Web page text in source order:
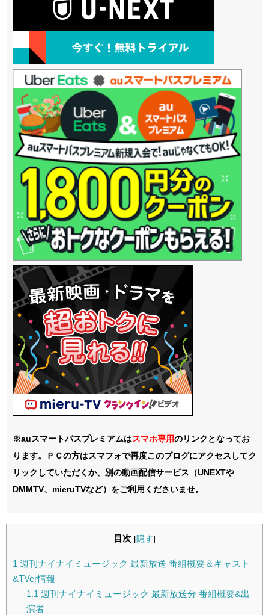
※auスマートパスプレミアムはスマホ専用のリンクとなってお
ります。ＰＣの方はスマフォで再度このブログにアクセスしてク
リックしていただくか、別の動画配信サービス（UNEXTや
DMMTV、mieruTVなど）をご利用くださいませ。
目次 [隠す]
1 週刊ナイナイミュージック 最新放送 番組概要＆キャスト
&TVer情報
1.1 週刊ナイナイミュージック 最新放送分 番組概要&出
演者